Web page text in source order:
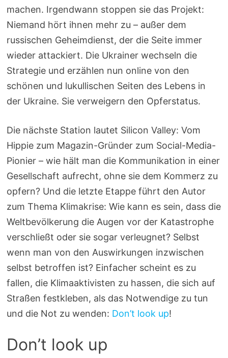
machen. Irgendwann stoppen sie das Projekt:
Niemand hört ihnen mehr zu – außer dem
russischen Geheimdienst, der die Seite immer
wieder attackiert. Die Ukrainer wechseln die
Strategie und erzählen nun online von den
schönen und lukullischen Seiten des Lebens in
der Ukraine. Sie verweigern den Opferstatus.
Die nächste Station lautet Silicon Valley: Vom
Hippie zum Magazin-Gründer zum Social-Media-
Pionier – wie hält man die Kommunikation in einer
Gesellschaft aufrecht, ohne sie dem Kommerz zu
opfern? Und die letzte Etappe führt den Autor
zum Thema Klimakrise: Wie kann es sein, dass die
Weltbevölkerung die Augen vor der Katastrophe
verschließt oder sie sogar verleugnet? Selbst
wenn man von den Auswirkungen inzwischen
selbst betroffen ist? Einfacher scheint es zu
fallen, die Klimaaktivisten zu hassen, die sich auf
Straßen festkleben, als das Notwendige zu tun
und die Not zu wenden: Don’t look up!
Don’t look up